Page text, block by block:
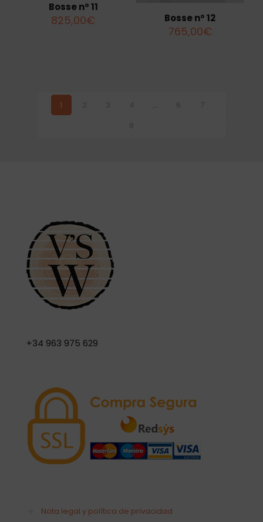
Bosse nº 11
825,00€ Bosse nº 12
765,00€
1 2 3 4 … 6
7
8
+34 963 975 629
Nota legal y política de privacidad